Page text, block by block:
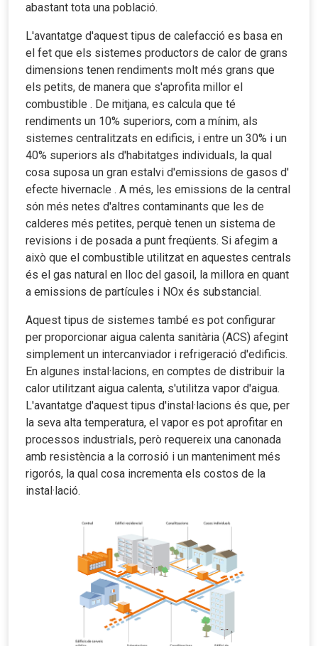
abastant tota una població.
L'avantatge d'aquest tipus de calefacció es basa en
el fet que els sistemes productors de calor de grans
dimensions tenen rendiments molt més grans que
els petits, de manera que s'aprofita millor el
combustible . De mitjana, es calcula que té
rendiments un 10% superiors, com a mínim, als
sistemes centralitzats en edificis, i entre un 30% i un
40% superiors als d'habitatges individuals, la qual
cosa suposa un gran estalvi d'emissions de gasos d'
efecte hivernacle . A més, les emissions de la central
són més netes d'altres contaminants que les de
calderes més petites, perquè tenen un sistema de
revisions i de posada a punt freqüents. Si afegim a
això que el combustible utilitzat en aquestes centrals
és el gas natural en lloc del gasoil, la millora en quant
a emissions de partícules i NOx és substancial.
Aquest tipus de sistemes també es pot configurar
per proporcionar aigua calenta sanitària (ACS) afegint
simplement un intercanviador i refrigeració d'edificis.
En algunes instal·lacions, en comptes de distribuir la
calor utilitzant aigua calenta, s'utilitza vapor d'aigua.
L'avantatge d'aquest tipus d'instal·lacions és que, per
la seva alta temperatura, el vapor es pot aprofitar en
processos industrials, però requereix una canonada
amb resistència a la corrosió i un manteniment més
rigorós, la qual cosa incrementa els costos de la
instal·lació.